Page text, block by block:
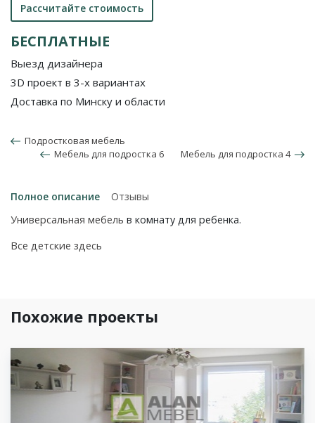
Рассчитайте стоимость
БЕСПЛАТНЫЕ
Выезд дизайнера
3D проект в 3-х вариантах
Доставка по Минску и области
Подростковая мебель
Мебель для подростка 6
Мебель для подростка 4
Полное описание
Отзывы
Универсальная мебель в комнату для ребенка.
Все детские здесь
Похожие проекты